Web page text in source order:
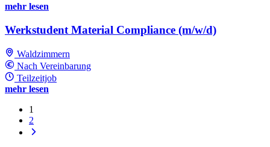
mehr lesen
Werkstudent Material Compliance (m/w/d)
Waldzimmern
Nach Vereinbarung
Teilzeitjob
mehr lesen
1
2